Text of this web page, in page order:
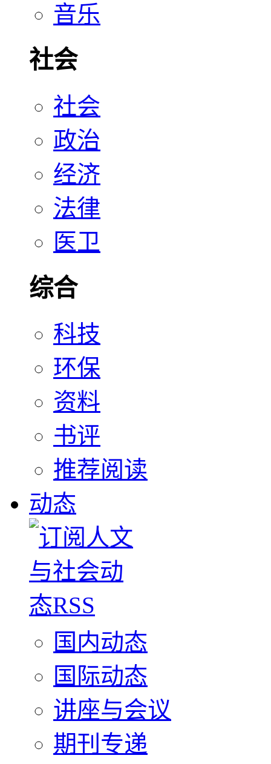
音乐
社会
社会
政治
经济
法律
医卫
综合
科技
环保
资料
书评
推荐阅读
动态
国内动态
国际动态
讲座与会议
期刊专递